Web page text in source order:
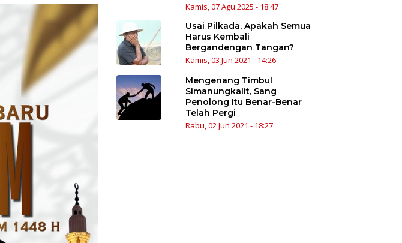
Kamis, 07 Agu 2025 - 18:47
Usai Pilkada, Apakah Semua
Harus Kembali
Bergandengan Tangan?
Kamis, 03 Jun 2021 - 14:26
Mengenang Timbul
Simanungkalit, Sang
Penolong Itu Benar-Benar
Telah Pergi
Rabu, 02 Jun 2021 - 18:27